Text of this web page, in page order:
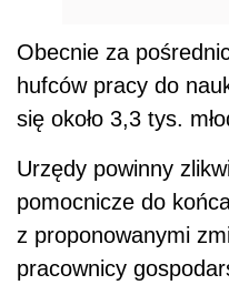
Obecnie za
hufców pracy do
się około 3,3 tys.
Urzędy powinny
pomocnicze do
z proponowanymi
pracownicy